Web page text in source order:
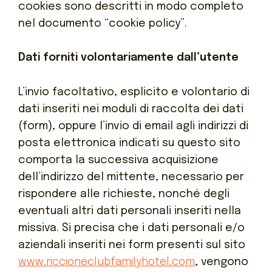
cookies sono descritti in modo completo
nel documento “cookie policy”.
Dati forniti volontariamente dall’utente
L’invio facoltativo, esplicito e volontario di
dati inseriti nei moduli di raccolta dei dati
(form), oppure l’invio di email agli indirizzi di
posta elettronica indicati su questo sito
comporta la successiva acquisizione
dell’indirizzo del mittente, necessario per
rispondere alle richieste, nonché degli
eventuali altri dati personali inseriti nella
missiva. Si precisa che i dati personali e/o
aziendali inseriti nei form presenti sul sito
www.riccioneclubfamilyhotel.com, vengono